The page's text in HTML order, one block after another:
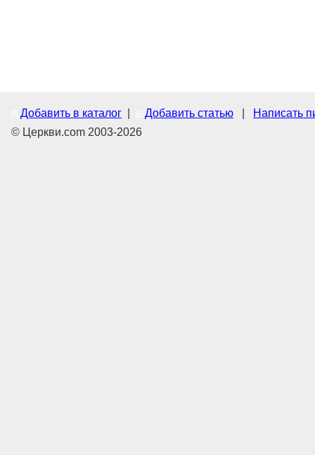
Добавить в каталог Добавить статью
Написать
© Церкви.com 2003-2026